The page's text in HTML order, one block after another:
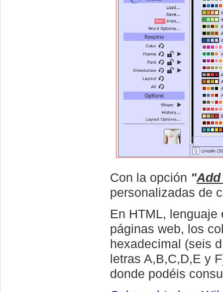
Con la opción "Add
personalizadas de
En HTML,
páginas web, los
hexadecimal (seis
letras A,B,C,D,E y
donde podéis